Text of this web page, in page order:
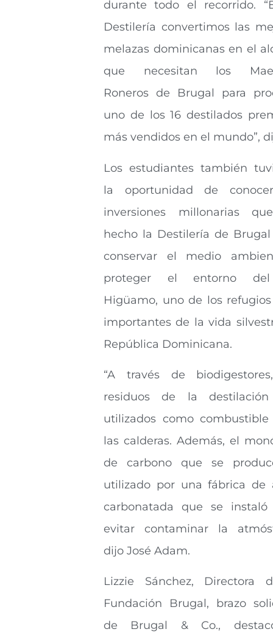
durante todo el recorrido.
Destilería convertimos las
melazas dominicanas en el
que necesitan los
Roneros de Brugal para
uno de los 16 destilados
más vendidos en el mundo”,
Los estudiantes también
la oportunidad de
inversiones millonarias
hecho la Destilería de
conservar el medio
proteger el entorno
Higüamo, uno de los
importantes de la vida
República Dominicana.
“A través de
residuos de la
utilizados como combustible
las calderas. Además, el
de carbono que se
utilizado por una fábrica de
carbonatada que se instaló
evitar contaminar la
dijo José Adam.
Lizzie Sánchez, Directora
Fundación Brugal, brazo
de Brugal & Co.,